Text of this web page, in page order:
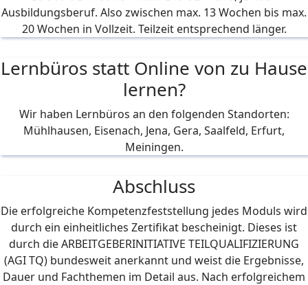
Ausbildungsberuf. Also zwischen max. 13 Wochen bis max.
20 Wochen in Vollzeit. Teilzeit entsprechend länger.
Lernbüros statt Online von zu Hause
lernen?
Wir haben Lernbüros an den folgenden Standorten:
Mühlhausen, Eisenach, Jena, Gera, Saalfeld, Erfurt,
Meiningen.
Abschluss
Die erfolgreiche Kompetenzfeststellung jedes Moduls wird
durch ein einheitliches Zertifikat bescheinigt. Dieses ist
durch die ARBEITGEBERINITIATIVE TEILQUALIFIZIERUNG
(AGI TQ) bundesweit anerkannt und weist die Ergebnisse,
Dauer und Fachthemen im Detail aus. Nach erfolgreichem